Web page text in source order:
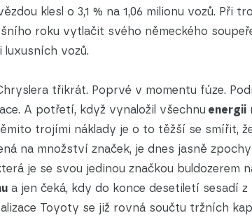
klesl o 3,1 % na 1,06 milionu vozů. Při
roku vytlačit svého německého
vozů.
třikrát. Poprvé v momentu fúze.
A potřetí, když vynaložil všechnu energii
trojími náklady je o to těžší se smířit,
na množství značek, je dnes jasně
je se svou jedinou značkou buldozerem
a jen čeká, kdy do konce desetiletí sesadí z
Toyoty se již rovná součtu tržních